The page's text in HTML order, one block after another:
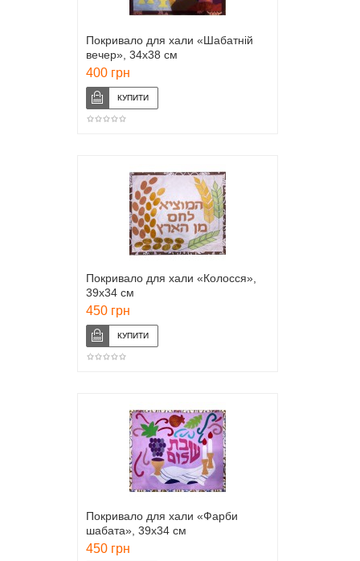
Покривало для хали «Шабатній
вечер», 34х38 см
400 грн
Покривало для хали «Колосся»,
39х34 см
450 грн
Покривало для хали «Фарби
шабата», 39х34 см
450 грн